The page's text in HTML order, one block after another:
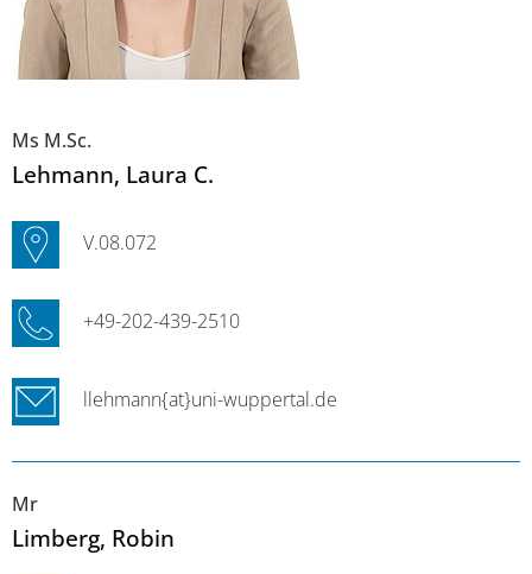
Ms M.Sc.
Lehmann, Laura C.
V.08.072
+49-202-439-2510
llehmann{at}uni-wuppertal.de
Mr
Limberg, Robin